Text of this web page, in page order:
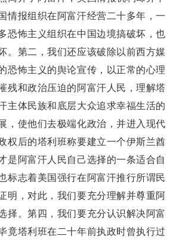
情报组织在阿富汗经营二十多年，一
恐怖主义组织在中国边境搞破坏，也
。第二，我们还应该破除以前西方媒
恐怖主义的舆论宣传，以正常的心理
残和政治压迫的阿富汗人民，理解塔
主体民族和底层大众追求幸福生活的
，使他们去极端化政治，并进入现代
权后的塔利班称要建立一个伊斯兰酋
是阿富汗人民自己选择的一条适合自
标志着美国强行在阿富汗推行所谓民
明，对此，我们要充分理解并尊重阿
择。第四，我们要充分认识解决阿富
竟塔利班在二十年前执政时曾执行过